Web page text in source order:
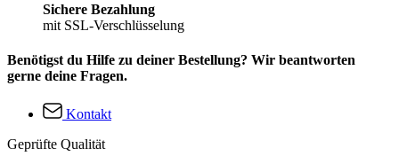
Sichere Bezahlung
mit SSL-Verschlüsselung
Benötigst du Hilfe zu deiner Bestellung? Wir beantworten
gerne deine Fragen.
Kontakt
Geprüfte Qualität